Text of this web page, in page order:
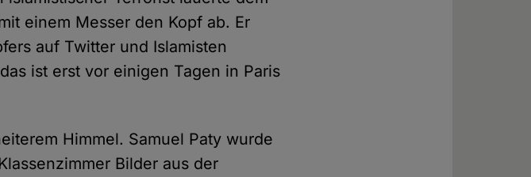
einem Messer den Kopf ab. Er
auf Twitter und Islamisten
ist erst vor einigen Tagen in Paris
Himmel. Samuel Paty wurde
Bilder aus der